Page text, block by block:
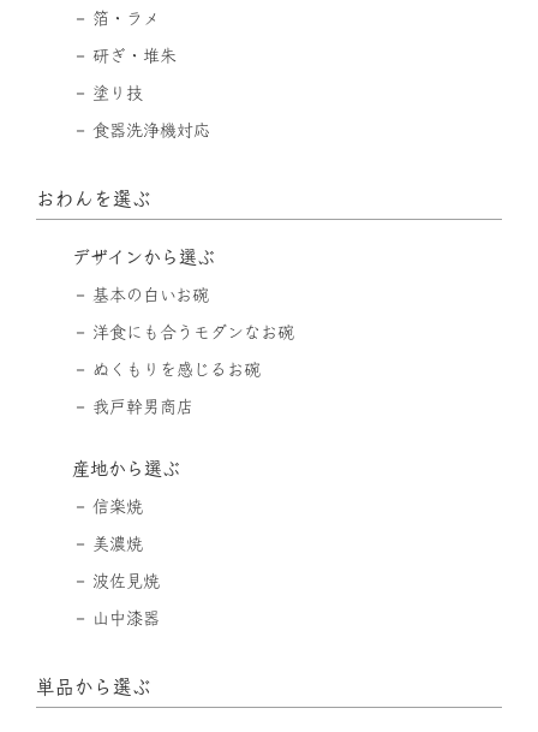
箔・ラメ
研ぎ・堆朱
塗り技
食器洗浄機対応
おわんを選ぶ
デザインから選ぶ
基本の白いお碗
洋食にも合うモダンなお碗
ぬくもりを感じるお碗
我戸幹男商店
産地から選ぶ
信楽焼
美濃焼
波佐見焼
山中漆器
単品から選ぶ